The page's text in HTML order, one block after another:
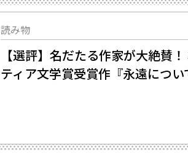
読み物
【選評】名だたる作家が大絶賛
ティア文学賞受賞作『永遠につい